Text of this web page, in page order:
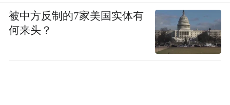
被中方反制的7家美国实体有
何来头？